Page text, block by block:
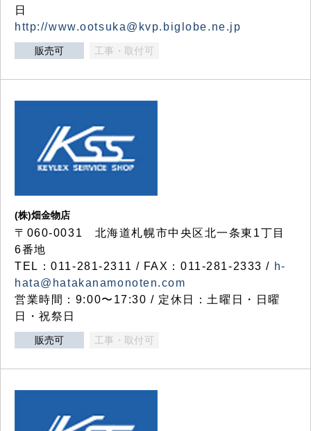
日
http://www.ootsuka@kvp.biglobe.ne.jp
販売可 工事・取付可
(株)畑金物店
〒060-0031 北海道札幌市中央区北一条東1丁目
6番地
TEL：011-281-2311 / FAX：011-281-2333 / h-
hata@hatakanamonoten.com
営業時間：9:00〜17:30 / 定休日：土曜日・日曜
日・祝祭日
販売可 工事・取付可